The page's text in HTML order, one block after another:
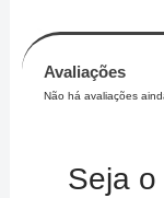
Avaliações
Não há avaliações
Seja